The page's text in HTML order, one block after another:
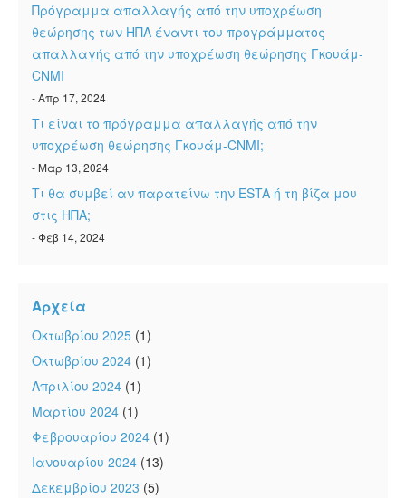
Πρόγραμμα απαλλαγής από την υποχρέωση
θεώρησης των ΗΠΑ έναντι του προγράμματος
απαλλαγής από την υποχρέωση θεώρησης Γκουάμ-
CNMI
- Απρ 17, 2024
Τι είναι το πρόγραμμα απαλλαγής από την
υποχρέωση θεώρησης Γκουάμ-CNMI;
- Μαρ 13, 2024
Τι θα συμβεί αν παρατείνω την ESTA ή τη βίζα μου
στις ΗΠΑ;
- Φεβ 14, 2024
Αρχεία
Οκτωβρίου 2025 (1)
Οκτωβρίου 2024 (1)
Απριλίου 2024 (1)
Μαρτίου 2024 (1)
Φεβρουαρίου 2024 (1)
Ιανουαρίου 2024 (13)
Δεκεμβρίου 2023 (5)